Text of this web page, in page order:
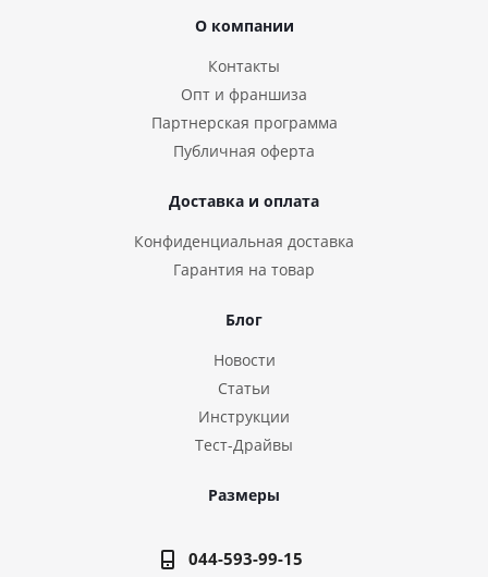
О компании
Контакты
Опт и франшиза
Партнерская программа
Публичная оферта
Доставка и оплата
Конфиденциальная доставка
Гарантия на товар
Блог
Новости
Статьи
Инструкции
Тест-Драйвы
Размеры
044-593-99-15